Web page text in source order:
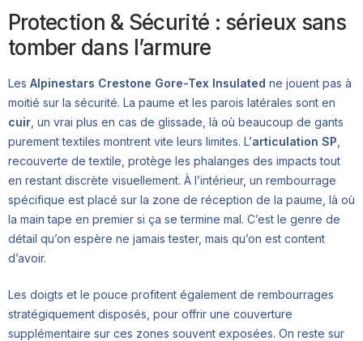
Protection & Sécurité : sérieux sans
tomber dans l’armure
Les Alpinestars Crestone Gore-Tex Insulated ne jouent pas à
moitié sur la sécurité. La paume et les parois latérales sont en
cuir, un vrai plus en cas de glissade, là où beaucoup de gants
purement textiles montrent vite leurs limites. L’articulation SP,
recouverte de textile, protège les phalanges des impacts tout
en restant discrète visuellement. À l’intérieur, un rembourrage
spécifique est placé sur la zone de réception de la paume, là où
la main tape en premier si ça se termine mal. C’est le genre de
détail qu’on espère ne jamais tester, mais qu’on est content
d’avoir.
Les doigts et le pouce profitent également de rembourrages
stratégiquement disposés, pour offrir une couverture
supplémentaire sur ces zones souvent exposées. On reste sur